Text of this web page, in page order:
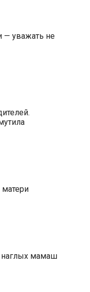
— уважать не
наглых мамаш